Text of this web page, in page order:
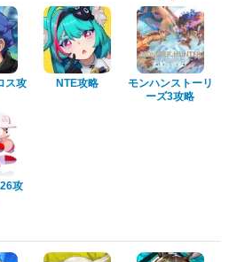
ス攻
NTE攻略
モンハンストーリ
ーズ3攻略
攻